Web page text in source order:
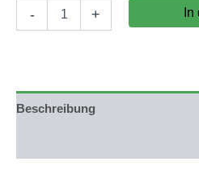
-
Strebe
+
Beschreibung